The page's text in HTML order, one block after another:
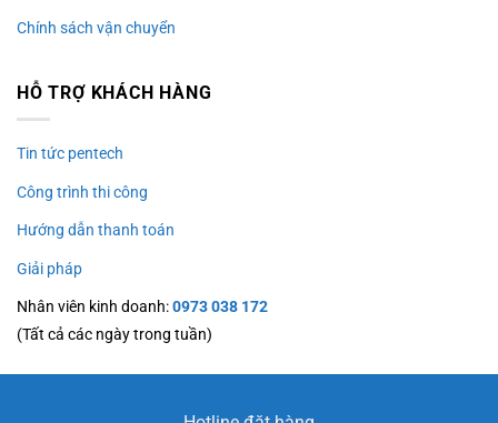
Chính sách vận chuyển
HỖ TRỢ KHÁCH HÀNG
Tin tức pentech
Công trình thi công
Hướng dẫn thanh toán
Giải pháp
Nhân viên kinh doanh:0973 038 172
(Tất cả các ngày trong tuần)